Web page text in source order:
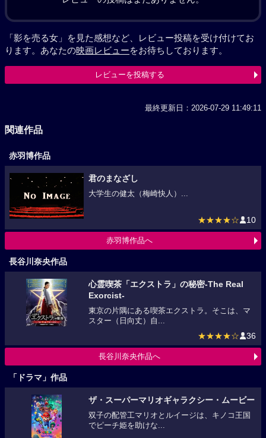
「影を売る女」を見た感想など、レビュー投稿を受け付けてお
ります。あなたの映画レビューをお待ちしております。
レビューを投稿する
最終更新日：2026-07-29 11:49:11
関連作品
赤羽博作品
君のまなざし
大学生の健太（梅崎快人）...
★★★★☆ 10
赤羽博作品へ
長谷川奈央作品
心霊喫茶「エクストラ」の秘密-The Real
Exorcist-
東京の片隅にある喫茶エクストラ。そこは、マ
スター（日向丈）自...
★★★★☆ 36
長谷川奈央作品へ
「ドラマ」作品
ザ・スーパーマリオギャラクシー・ムービー
双子の配管工マリオとルイージは、キノコ王国
でピーチ姫を助けな...